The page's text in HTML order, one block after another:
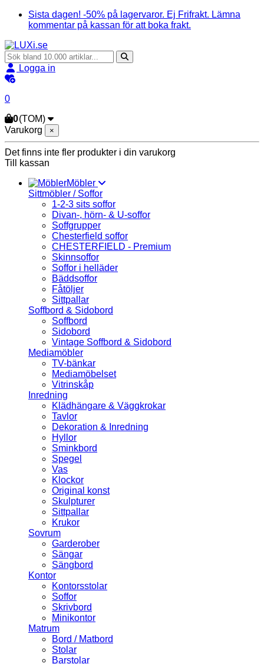
Sista dagen! -50% på lagervaror. Ej Frifrakt. Lämna
kommentar på kassan för att boka frakt.
Logga in
0
0(TOM)
Varukorg
×
Det finns inte fler produkter i din varukorg
Till kassan
Möbler
Sittmöbler / Soffor
1-2-3 sits soffor
Divan-, hörn- & U-soffor
Soffgrupper
Chesterfield soffor
CHESTERFIELD - Premium
Skinnsoffor
Soffor i helläder
Bäddsoffor
Fåtöljer
Sittpallar
Soffbord & Sidobord
Soffbord
Sidobord
Vintage Soffbord & Sidobord
Mediamöbler
TV-bänkar
Mediamöbelset
Vitrinskåp
Inredning
Klädhängare & Väggkrokar
Tavlor
Dekoration & Inredning
Hyllor
Sminkbord
Spegel
Vas
Klockor
Original konst
Skulpturer
Sittpallar
Krukor
Sovrum
Garderober
Sängar
Sängbord
Kontor
Kontorsstolar
Soffor
Skrivbord
Minikontor
Matrum
Bord / Matbord
Stolar
Barstolar